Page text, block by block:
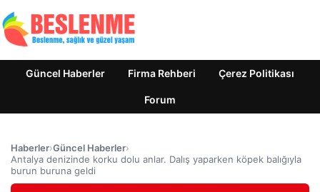
Güncel Haberler Firma Rehberi Çerez Politikası
Forum
Haberler›Güncel Haberler›
Antalya denizinde korku dolu anlar. Dalış yaparken köpek balığıyla
burun buruna geldi